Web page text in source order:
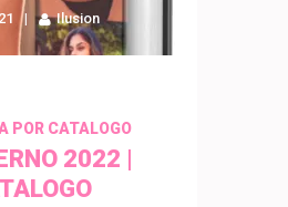
Ilusion
POR CATALOGO
2022 |